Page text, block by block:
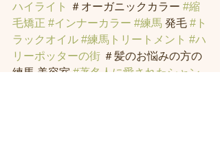
ハイライト
＃オーガニックカラー #縮
毛矯正 #インナーカラー #練馬 発毛 #ト
ラックオイル #練馬トリートメント #ハ
リーポッターの街 ＃髪のお悩みの方の
練馬 美容室 #著名人に愛されたシャン